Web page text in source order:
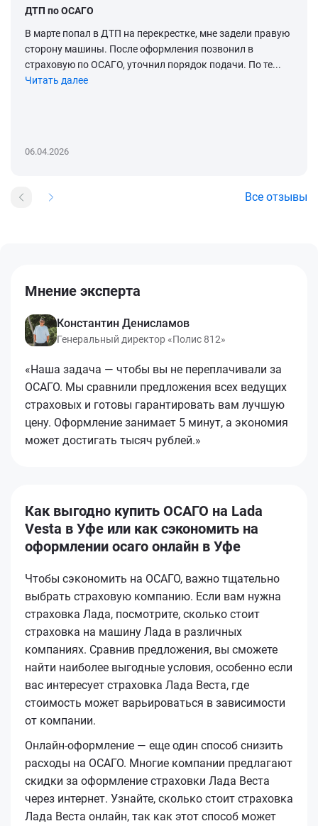
ДТП по ОСАГО
В марте попал в ДТП на перекрестке, мне задели правую
сторону машины. После оформления позвонил в
страховую по ОСАГО, уточнил порядок подачи. По те...
Читать далее
06.04.2026
Все отзывы
Мнение эксперта
Константин Денисламов
Генеральный директор «Полис 812»
«Наша задача — чтобы вы не переплачивали за
ОСАГО. Мы сравнили предложения всех ведущих
страховых и готовы гарантировать вам лучшую
цену. Оформление занимает 5 минут, а экономия
может достигать тысяч рублей.»
Как выгодно купить ОСАГО на Lada
Vesta в Уфе или как сэкономить на
оформлении осаго онлайн в Уфе
Чтобы сэкономить на ОСАГО, важно тщательно
выбрать страховую компанию. Если вам нужна
страховка Лада, посмотрите, сколько стоит
страховка на машину Лада в различных
компаниях. Сравнив предложения, вы сможете
найти наиболее выгодные условия, особенно если
вас интересует страховка Лада Веста, где
стоимость может варьироваться в зависимости
от компании.
Онлайн-оформление — еще один способ снизить
расходы на ОСАГО. Многие компании предлагают
скидки за оформление страховки Лада Веста
через интернет. Узнайте, сколько стоит страховка
Лада Веста онлайн, так как этот способ может